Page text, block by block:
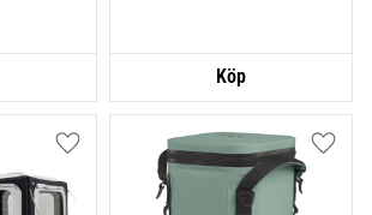
Lägg till i favoriter Lägg